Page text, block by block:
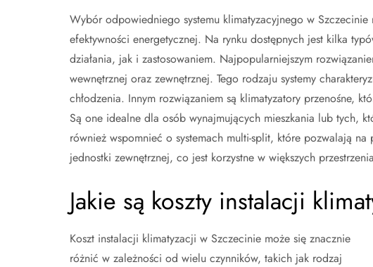
Wybór odpowiedniego systemu klimatyzacyjnego w
efektywności energetycznej. Na rynku dostępnych jest kilka
działania, jak i zastosowaniem. Najpopularniejszym
wewnętrznej oraz zewnętrznej. Tego rodzaju systemy
chłodzenia. Innym rozwiązaniem są klimatyzatory przenośne,
Są one idealne dla osób wynajmujących mieszkania lub tych,
również wspomnieć o systemach multi-split, które pozwalają
jednostki zewnętrznej, co jest korzystne w większych
Jakie są koszty instalacji
Koszt instalacji klimatyzacji w Szczecinie może się znacznie
różnić w zależności od wielu czynników, takich jak rodzaj